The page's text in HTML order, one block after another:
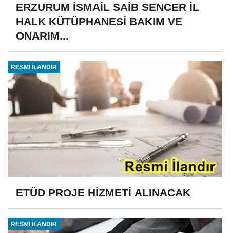
ERZURUM İSMAİL SAİB SENCER İL
HALK KÜTÜPHANESİ BAKIM VE
ONARIM...
RESMİ İLANDIR
ETÜD PROJE HİZMETİ ALINACAK
RESMİ İLANDIR